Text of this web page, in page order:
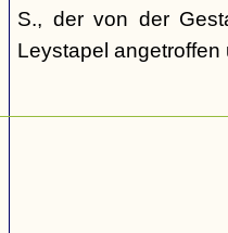
S., der von der
Leystapel